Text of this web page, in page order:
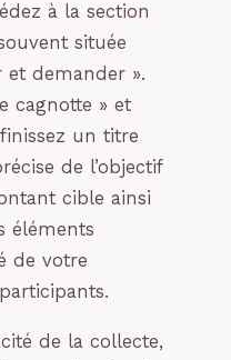
à la section
située
et demander ».
cagnotte » et
un titre
de l’objectif
cible ainsi
éléments
de votre
de la collecte,